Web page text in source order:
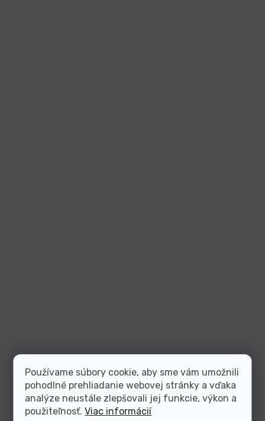
Používame súbory cookie, aby sme vám umožnili
pohodlné prehliadanie webovej stránky a vďaka
analýze neustále zlepšovali jej funkcie, výkon a
použiteľnosť.Viac informácií